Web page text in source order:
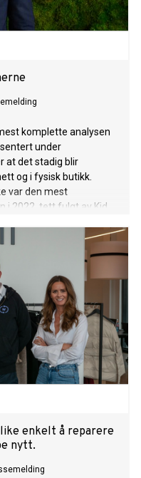
komplette analysen
under
at det stadig blir
og i fysisk butikk.
var den mest
i 2022, tett fulgt av Kid
enkelt å reparere
nytt.